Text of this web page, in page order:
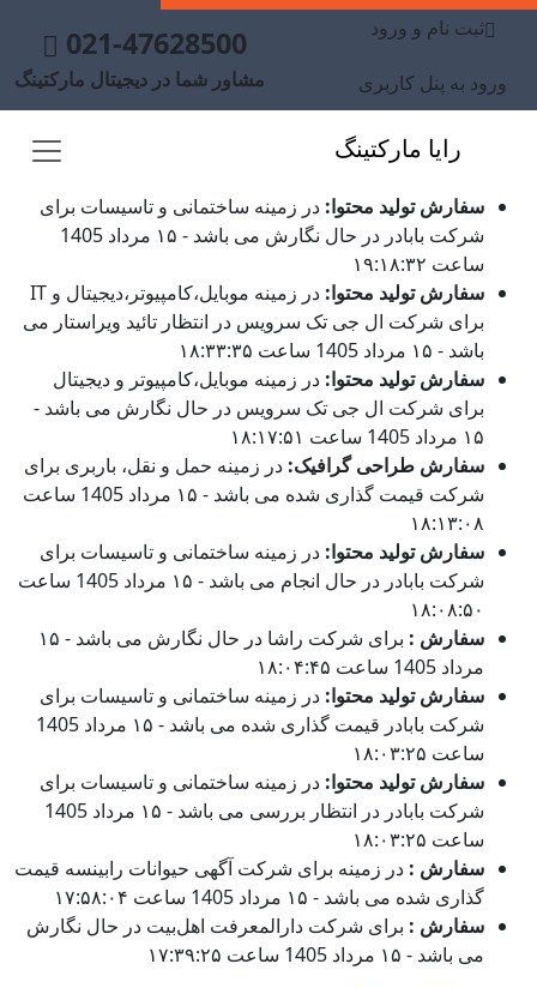
ثبت نام و ورود
ورود به پنل کاربری
021-47628500
مشاور شما در دیجیتال مارکتینگ
رایا مارکتینگ
سفارش تولید محتوا: در زمینه ساختمانی و تاسیسات برای
شرکت بابادر در حال نگارش می باشد - ۱۵ مرداد 1405
ساعت ۱۹:۱۸:۳۲
سفارش تولید محتوا:
در زمینه موبایل،کامپیوتر،دیجیتال و IT
برای شرکت ال جی تک سرویس در انتظار تائید ویراستار می
باشد - ۱۵ مرداد 1405 ساعت ۱۸:۳۳:۳۵
سفارش تولید محتوا: در زمینه موبایل،کامپیوتر و دیجیتال
برای شرکت ال جی تک سرویس در حال نگارش می باشد -
۱۵ مرداد 1405 ساعت ۱۸:۱۷:۵۱
سفارش طراحی گرافیک: در زمینه حمل و نقل، باربری برای
شرکت قیمت گذاری شده می باشد - ۱۵ مرداد 1405 ساعت
۱۸:۱۳:۰۸
سفارش تولید محتوا: در زمینه ساختمانی و تاسیسات برای
شرکت بابادر در حال انجام می باشد - ۱۵ مرداد 1405 ساعت
۱۸:۰۸:۵۰
سفارش :
برای شرکت راشا در حال نگارش می باشد - ۱۵
مرداد 1405 ساعت ۱۸:۰۴:۴۵
سفارش تولید محتوا: در زمینه ساختمانی و تاسیسات برای
شرکت بابادر قیمت گذاری شده می باشد - ۱۵ مرداد 1405
ساعت ۱۸:۰۳:۲۵
سفارش تولید محتوا: در زمینه ساختمانی و تاسیسات برای
شرکت بابادر در انتظار بررسی می باشد - ۱۵ مرداد 1405
ساعت ۱۸:۰۳:۲۵
سفارش : در زمینه برای شرکت آگهی حیوانات رابینسه قیمت
گذاری شده می باشد - ۱۵ مرداد 1405 ساعت ۱۷:۵۸:۰۴
سفارش : برای شرکت دارالمعرفت اهل‌بیت در حال نگارش
می باشد - ۱۵ مرداد 1405 ساعت ۱۷:۳۹:۲۵